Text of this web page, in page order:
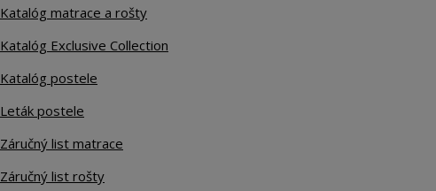
Katalóg matrace a rošty
Katalóg Exclusive Collection
Katalóg postele
Leták postele
Záručný list matrace
Záručný list rošty